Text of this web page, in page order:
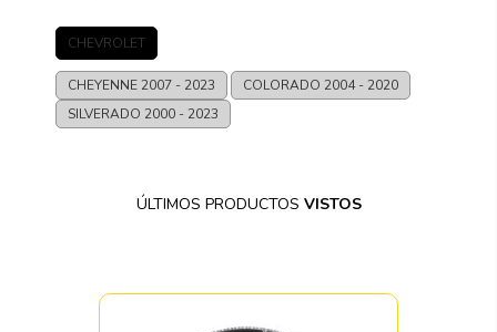
CHEVROLET
CHEYENNE 2007 - 2023 COLORADO 2004 - 2020
SILVERADO 2000 - 2023
ÚLTIMOS PRODUCTOS VISTOS